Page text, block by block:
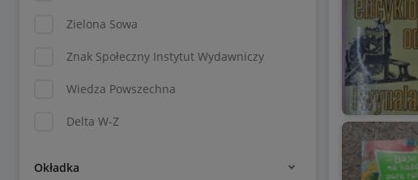
Zielona Sowa
Znak Społeczny Instytut Wydawniczy
Wiedza Powszechna
Delta W-Z
Okładka